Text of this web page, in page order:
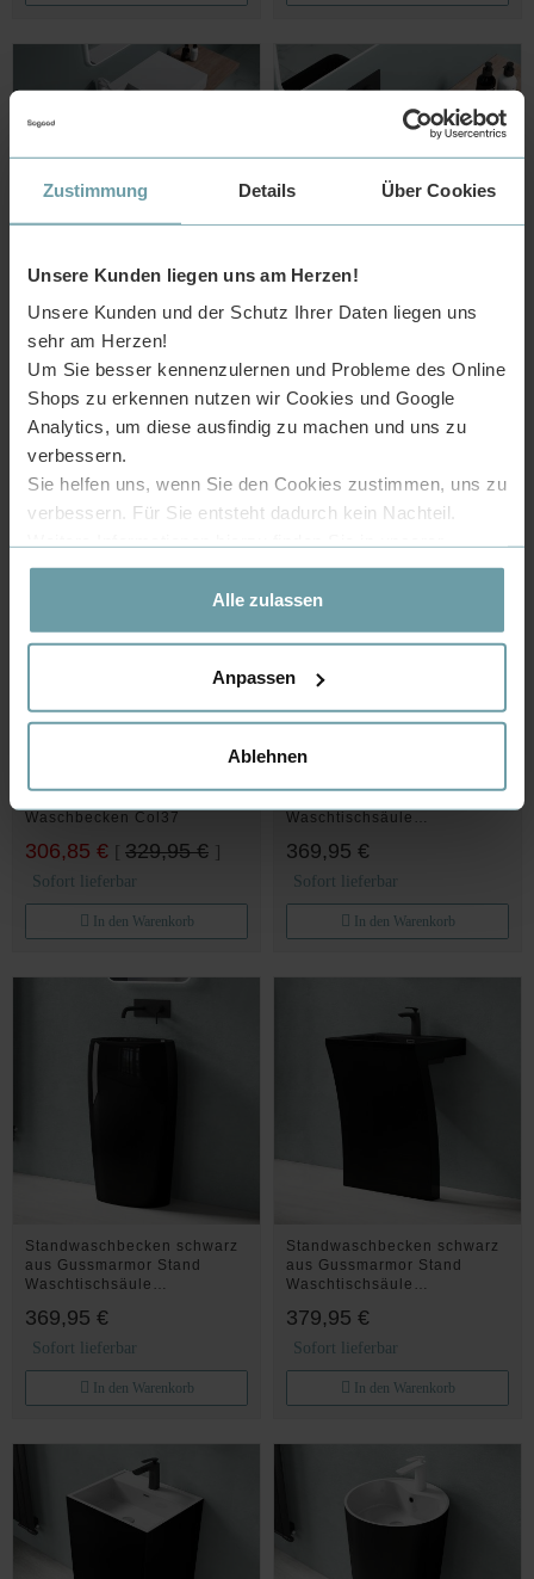
Zustimmung Details Über Cookies
Unsere Kunden liegen uns am Herzen!
Unsere Kunden und der Schutz Ihrer Daten liegen uns
sehr am Herzen!
Um Sie besser kennenzulernen und Probleme des Online
Shops zu erkennen nutzen wir Cookies und Google
Analytics, um diese ausfindig zu machen und uns zu
verbessern.
Sie helfen uns, wenn Sie den Cookies zustimmen, uns zu
verbessern. Für Sie entsteht dadurch kein Nachteil.
Datenschutzerklärung.
Alle zulassen
Anpassen
Ablehnen
Hängewaschbecken
Aufsatzwaschbecken Col11
aus Mineralguss, rechteckige
Form
In den Warenkorb
Waschbecken Waschschale
-7%
Waschbecken Col37
306,85 € [ 329,95 € ]
Sofort lieferbar
In den Warenkorb
Waschtischsäule
369,95 €
Sofort lieferbar
In den Warenkorb
Standwaschbecken schwarz
aus Gussmarmor Stand
Waschtischsäule
369,95 €
Sofort lieferbar
In den Warenkorb
Standwaschbecken schwarz
aus Gussmarmor Stand
Waschtischsäule
379,95 €
Sofort lieferbar
In den Warenkorb